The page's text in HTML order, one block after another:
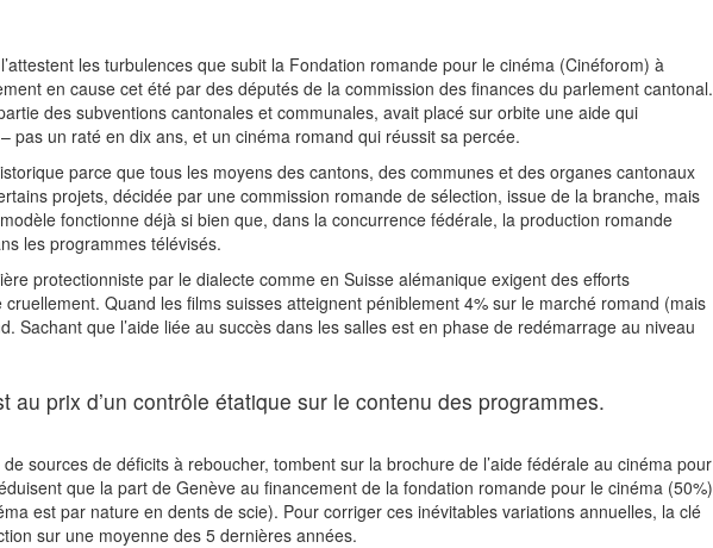
les turbulences que subit la Fondation romande pour le cinéma (Cinéforom) à
en cause cet été par des députés de la commission des finances du parlement cantonal.
des subventions cantonales et communales, avait placé sur orbite une aide qui
un raté en dix ans, et un cinéma romand qui réussit sa percée.
parce que tous les moyens des cantons, des communes et des organes cantonaux
projets, décidée par une commission romande de sélection, issue de la branche, mais
fonctionne déjà si bien que, dans la concurrence fédérale, la production romande
les programmes télévisés.
protectionniste par le dialecte comme en Suisse alémanique exigent des efforts
Quand les films suisses atteignent péniblement 4% sur le marché romand (mais
Sachant que l’aide liée au succès dans les salles est en phase de redémarrage au niveau
au prix d’un contrôle étatique sur le contenu des programmes.
sources de déficits à reboucher, tombent sur la brochure de l’aide fédérale au cinéma pour
que la part de Genève au financement de la fondation romande pour le cinéma (50%)
est par nature en dents de scie). Pour corriger ces inévitables variations annuelles, la clé
sur une moyenne des 5 dernières années.